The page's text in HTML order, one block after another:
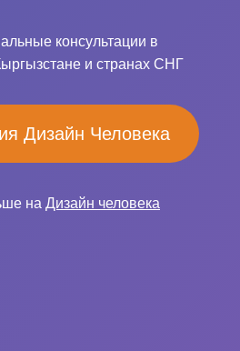
консультации в
и странах СНГ
Дизайн Человека
на Дизайн человека